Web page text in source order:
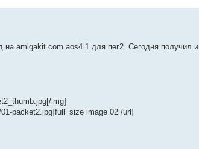
на amigakit.com aos4.1 для пег2. Сегодня получил и
img]
packet2.jpg]full_size image 02[/url]